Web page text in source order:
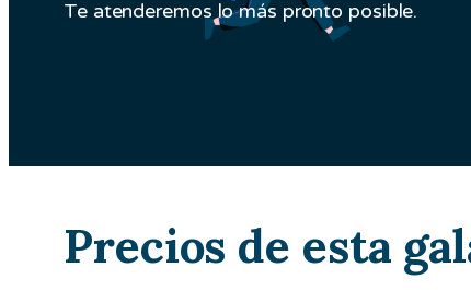
Te atenderemos lo más pronto posible.
Precios de esta